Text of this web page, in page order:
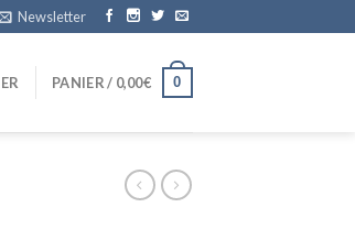
Newsletter
PANIER / 0,00€ 0